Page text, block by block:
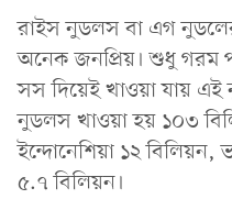
রাইস নুডলস বা এগ নুডলের
অনেক জনপ্রিয়। শুধু গরম
সস দিয়েই খাওয়া যায় এই
নুডলস খাওয়া হয় ১০৩
ইন্দোনেশিয়া ১২
৫.৭ বিলিয়ন।